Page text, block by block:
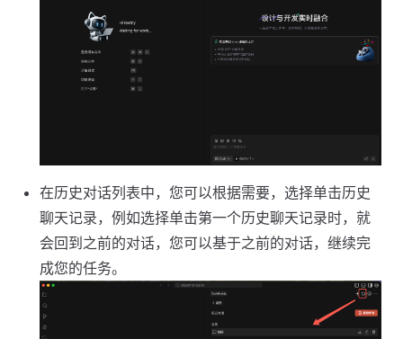
在历史对话列表中，您可以根据需要，选择单击历史
聊天记录，例如选择单击第一个历史聊天记录时，就
会回到之前的对话，您可以基于之前的对话，继续完
成您的任务。